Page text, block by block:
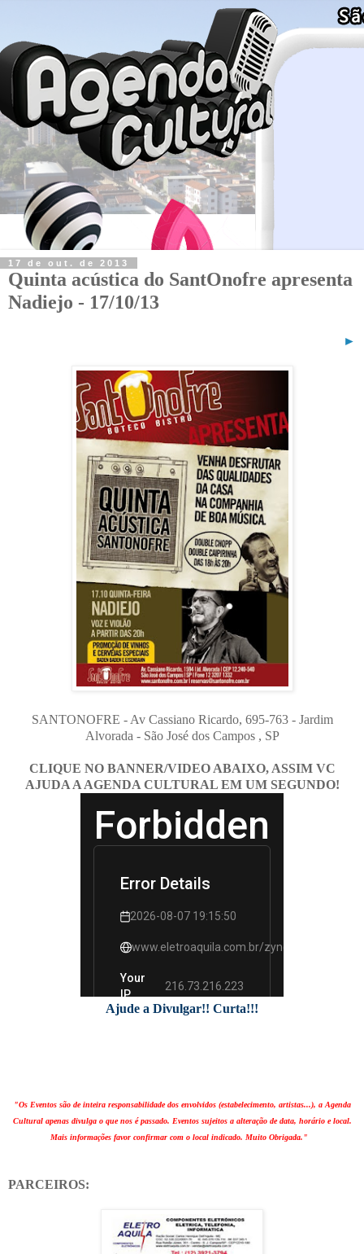
17 de out. de 2013
Quinta acústica do SantOnofre apresenta
Nadiejo - 17/10/13
►
SANTONOFRE - Av Cassiano Ricardo, 695-763 - Jardim
Alvorada - São José dos Campos , SP
CLIQUE NO BANNER/VIDEO ABAIXO, ASSIM VC
AJUDA A AGENDA CULTURAL EM UM SEGUNDO!
Ajude a Divulgar!! Curta!!!
"Os Eventos são de inteira responsabilidade dos envolvidos (estabelecimento, artistas...), a Agenda
Cultural apenas divulga o que nos é passado. Eventos sujeitos a alteração de data, horário e local.
Mais informações favor confirmar com o local indicado. Muito Obrigada."
PARCEIROS: